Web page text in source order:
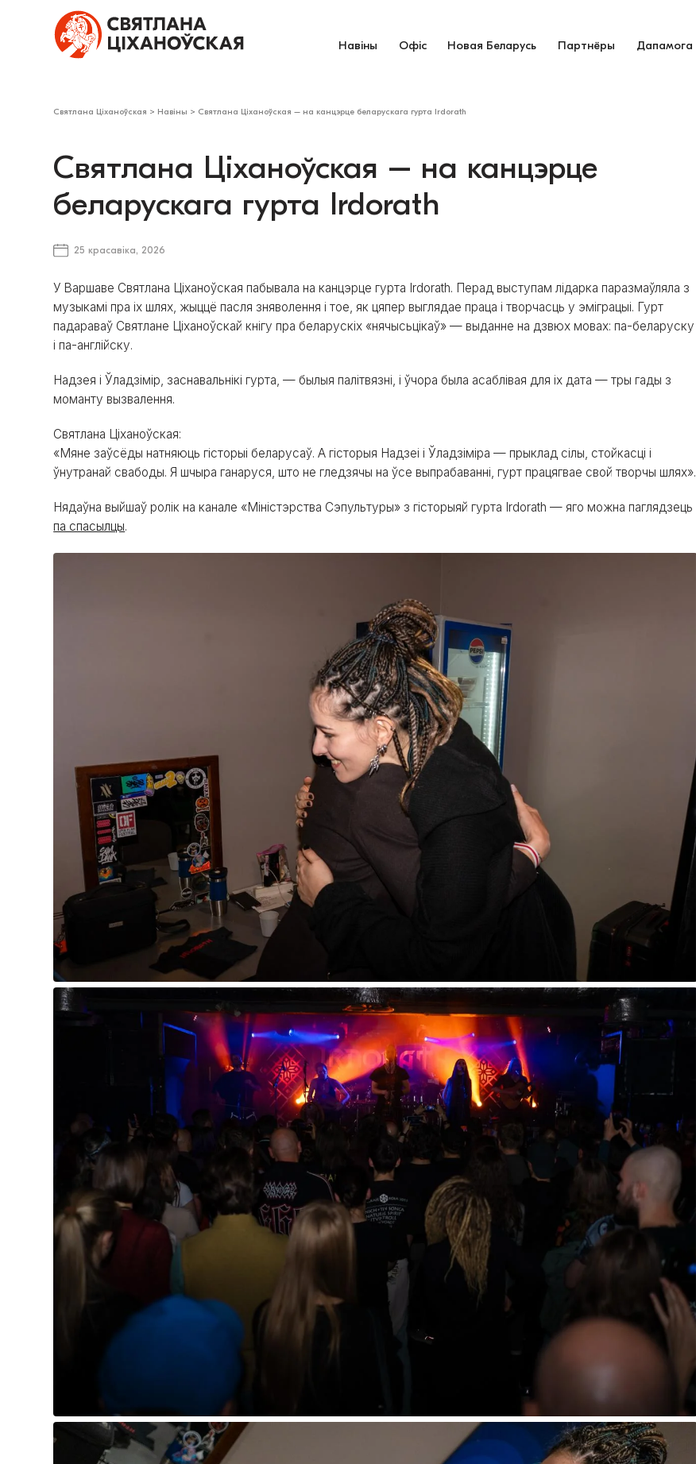
Навіны Офіс Новая Беларусь Партнёры Дапамога
Святлана Ціханоўская > Навіны > Святлана Ціханоўская – на канцэрце беларускага гурта Irdorath
Святлана Ціханоўская – на канцэрце
беларускага гурта Irdorath
25 красавіка, 2026
У Варшаве Святлана Ціханоўская пабывала на канцэрце гурта Irdorath. Перад выступам лідарка паразмаўляла з
музыкамі пра іх шлях, жыццё пасля зняволення і тое, як цяпер выглядае праца і творчасць у эміграцыі. Гурт
падараваў Святлане Ціханоўскай кнігу пра беларускіх «нячысьцікаў» — выданне на дзвюх мовах: па-беларуску
і па-англійску.
Надзея і Ўладзімір, заснавальнікі гурта, — былыя палітвязні, і ўчора была асаблівая для іх дата — тры гады з
моманту вызвалення.
Святлана Ціханоўская:
«Мяне заўсёды натняюць гісторыі беларусаў. А гісторыя Надзеі і Ўладзіміра — прыклад сілы, стойкасці і
ўнутранай свабоды. Я шчыра ганаруся, што не гледзячы на ўсе выпрабаванні, гурт працягвае свой творчы шлях».
Нядаўна выйшаў ролік на канале «Міністэрства Сэпультуры» з гісторыяй гурта Irdorath — яго можна паглядзець
па спасылцы.